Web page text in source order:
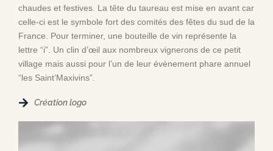
chaudes et festives. La tête du taureau est mise en avant car
celle-ci est le symbole fort des comités des fêtes du sud de la
France. Pour terminer, une bouteille de vin représente la
lettre “i”. Un clin d’œil aux nombreux vignerons de ce petit
village mais aussi pour l’un de leur évènement phare annuel
“les Saint’Maxivins”.
Création logo